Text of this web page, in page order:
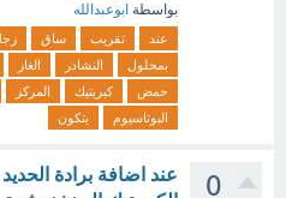
بواسطة ابوعبدالله
عند تقريب ساق
بمحلول
النشادر الغاز
حمض
كبريتيك المركز
البوتاسيوم
يتكون
0
عند اضافة برادة